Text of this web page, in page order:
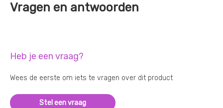
Vragen en antwoorden
Heb je een vraag?
Wees de eerste om iets te vragen over dit product
Stel een vraag